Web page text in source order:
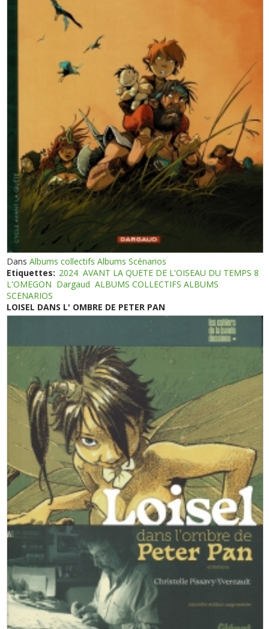
DansAlbums collectifs Albums Scénarios
Etiquettes: 2024 AVANT LA QUETE DE L'OISEAU DU TEMPS 8
L'OMEGON Dargaud ALBUMS COLLECTIFS ALBUMS
SCENARIOS
LOISEL DANS L' OMBRE DE PETER PAN